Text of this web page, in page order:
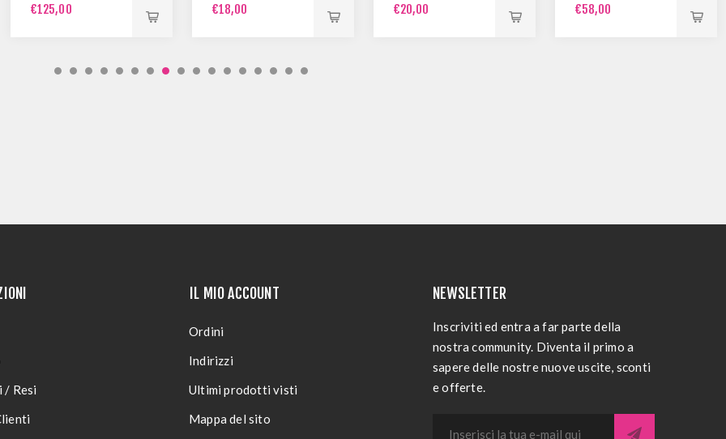
€125,00 €18,00 €20,00 €58,00
/ Resi
IL MIO ACCOUNT
Ordini
Indirizzi
Ultimi prodotti visti
Mappa del sito
NEWSLETTER
Inscriviti ed entra a far parte della
nostra community. Diventa il primo a
sapere delle nostre nuove uscite, sconti
e offerte.